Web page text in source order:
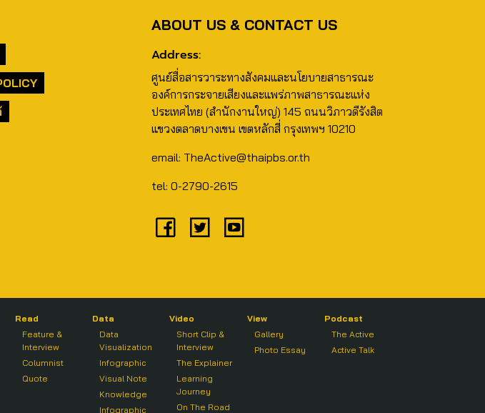
ABOUT US & CONTACT US
Address:
ศูนย์สื่อสารวาระทางสังคมและนโยบายสาธารณะ
องค์การกระจายเสียงและแพร่ภาพสาธารณะแห่ง
ประเทศไทย (สำนักงานใหญ่) 145 ถนนวิภาวดีรังสิต
แขวงตลาดบางเขน เขตหลักสี่ กรุงเทพฯ 10210
email: TheActive@thaipbs.or.th
tel: 0-2790-2615
Read
Feature &
Interview
Columnist
Quote
Data
Data
Visualization
Infographic
Visual Note
Knowledge
Infographic
Video
Short Clip &
Interview
The Explainer
Learning
Journey
On The Road
View
Gallery
Photo Essay
Podcast
The Active
Active Talk